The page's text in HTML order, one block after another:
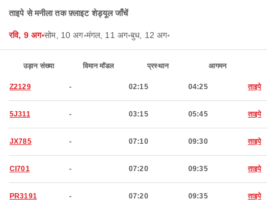
ताइपे से मनीला तक फ़्लाइट शेड्यूल जाँचें
रवि, 9 अग॰सोम, 10 अग॰मंगल, 11 अग॰बुध, 12 अग॰
उड़ान संख्या विमान मॉडल प्रस्थान आगमन
Z2129 - 02:15 04:25 ताइपे
5J311 - 03:15 05:45 ताइपे
JX785 - 07:10 09:30 ताइपे
CI701 - 07:20 09:35 ताइपे
PR3191 - 07:20 09:35 ताइपे